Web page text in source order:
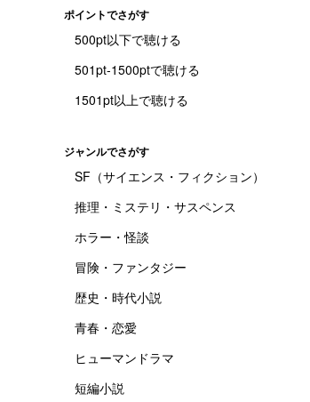
ポイントでさがす
500pt以下で聴ける
501pt-1500ptで聴ける
1501pt以上で聴ける
ジャンルでさがす
SF（サイエンス・フィクション）
推理・ミステリ・サスペンス
ホラー・怪談
冒険・ファンタジー
歴史・時代小説
青春・恋愛
ヒューマンドラマ
短編小説